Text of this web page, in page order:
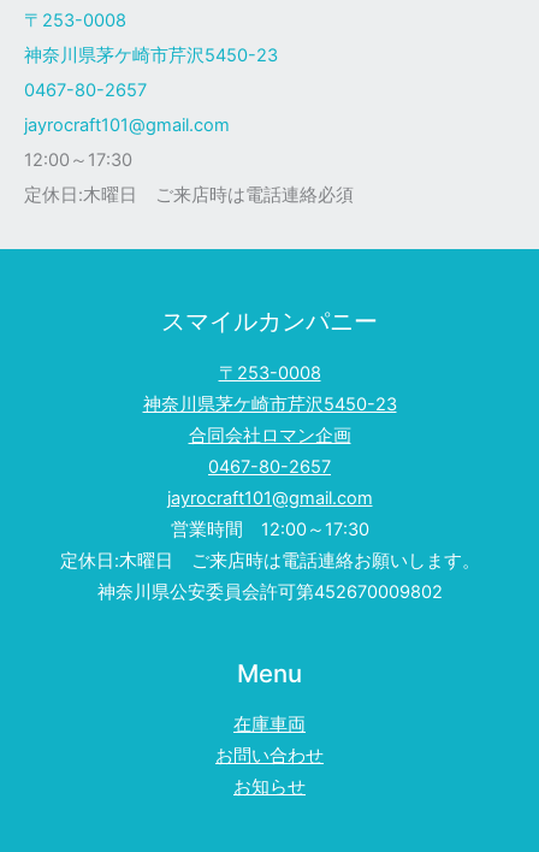
ク
様
〒253-0008
神奈川県茅ケ崎市芹沢5450-23
0467-80-2657
jayrocraft101@gmail.com
12:00～17:30
定休日:木曜日 ご来店時は電話連絡必須
スマイルカンパニー
〒253-0008
神奈川県茅ケ崎市芹沢5450-23
合同会社ロマン企画
0467-80-2657
jayrocraft101@gmail.com
営業時間 12:00～17:30
定休日:木曜日 ご来店時は電話連絡お願いします。
神奈川県公安委員会許可第452670009802
Menu
在庫車両
お問い合わせ
お知らせ